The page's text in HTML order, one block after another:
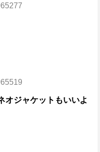
オジャケットもいいよ